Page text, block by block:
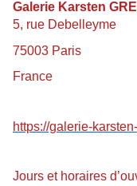
Galerie Karsten
5, rue Debelleyme
75003 Paris
France
https://galerie-
Jours et horaires